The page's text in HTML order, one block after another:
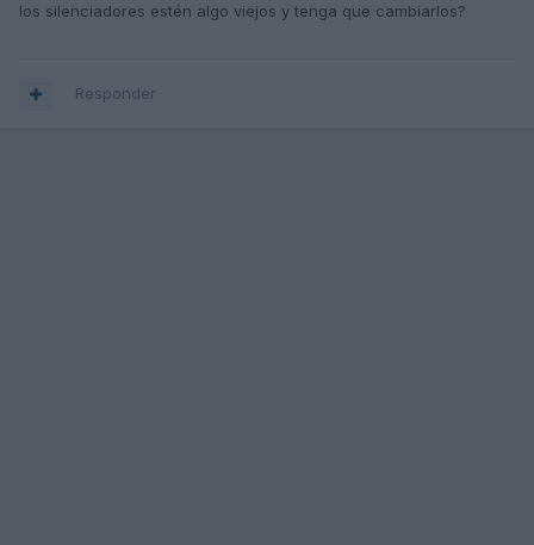
los silenciadores estén algo viejos y tenga que cambiarlos?
Responder